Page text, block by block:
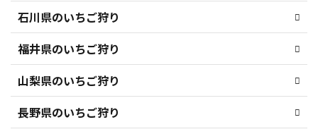
石川県のいちご狩り
福井県のいちご狩り
山梨県のいちご狩り
長野県のいちご狩り